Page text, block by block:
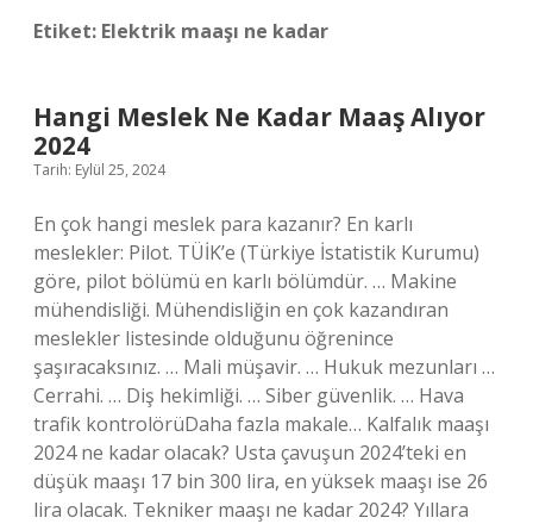
Etiket: Elektrik maaşı ne kadar
Hangi Meslek Ne Kadar Maaş Alıyor
2024
Tarih: Eylül 25, 2024
En çok hangi meslek para kazanır? En karlı
meslekler: Pilot. TÜİK’e (Türkiye İstatistik Kurumu)
göre, pilot bölümü en karlı bölümdür. … Makine
mühendisliği. Mühendisliğin en çok kazandıran
meslekler listesinde olduğunu öğrenince
şaşıracaksınız. … Mali müşavir. … Hukuk mezunları …
Cerrahi. … Diş hekimliği. … Siber güvenlik. … Hava
trafik kontrolörüDaha fazla makale… Kalfalık maaşı
2024 ne kadar olacak? Usta çavuşun 2024’teki en
düşük maaşı 17 bin 300 lira, en yüksek maaşı ise 26
lira olacak. Tekniker maaşı ne kadar 2024? Yıllara